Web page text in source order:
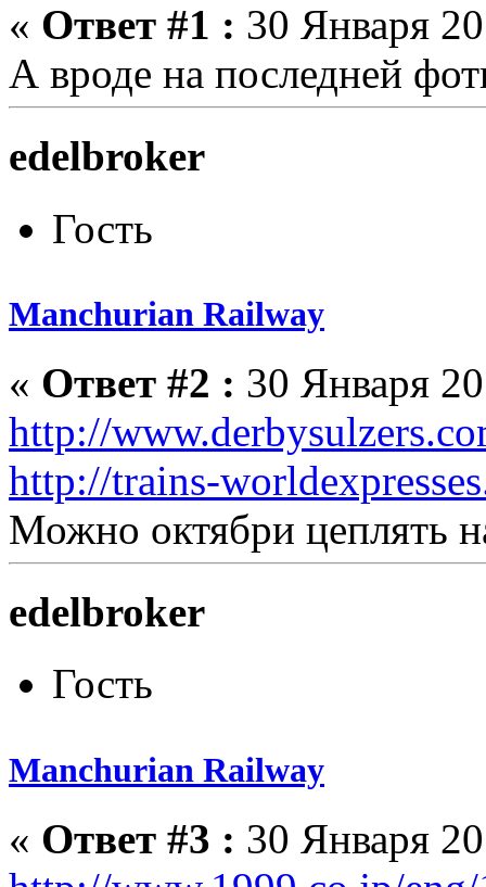
« Ответ #1 : 30 Января
А вроде на последней
edelbroker
Гость
Manchurian Railway
« Ответ #2 : 30 Января
http://
http://trains-
Можно октябри цеплять
edelbroker
Гость
Manchurian Railway
« Ответ #3 : 30 Января